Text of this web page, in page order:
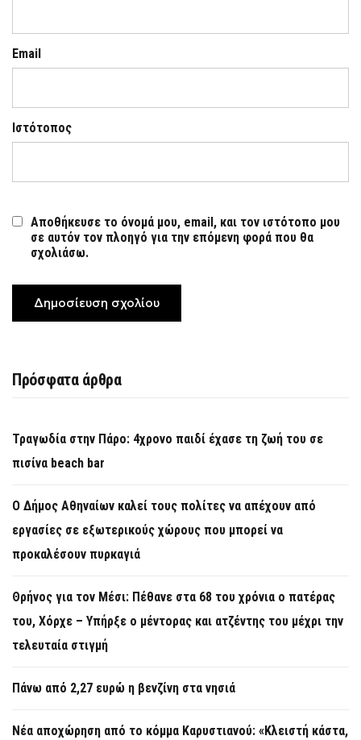
Email
Ιστότοπος
Αποθήκευσε το όνομά μου, email, και τον ιστότοπο μου
σε αυτόν τον πλοηγό για την επόμενη φορά που θα
σχολιάσω.
Πρόσφατα άρθρα
Τραγωδία στην Πάρο: 4χρονο παιδί έχασε τη ζωή του σε
πισίνα beach bar
Ο Δήμος Αθηναίων καλεί τους πολίτες να απέχουν από
εργασίες σε εξωτερικούς χώρους που μπορεί να
προκαλέσουν πυρκαγιά
Θρήνος για τον Μέσι: Πέθανε στα 68 του χρόνια ο πατέρας
του, Χόρχε – Υπήρξε ο μέντορας και ατζέντης του μέχρι την
τελευταία στιγμή
Πάνω από 2,27 ευρώ η βενζίνη στα νησιά
Νέα αποχώρηση από το κόμμα Καρυστιανού: «Κλειστή κάστα,